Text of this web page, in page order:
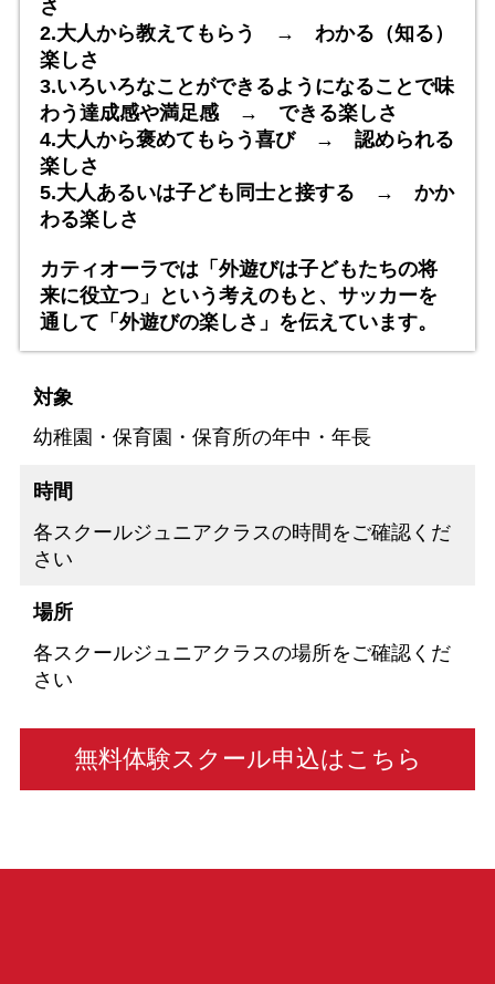
さ
2.大人から教えてもらう → わかる（知る）
楽しさ
3.いろいろなことができるようになることで味
わう達成感や満足感 → できる楽しさ
4.大人から褒めてもらう喜び → 認められる
楽しさ
5.大人あるいは子ども同士と接する → かか
わる楽しさ
カティオーラでは「外遊びは子どもたちの将
来に役立つ」という考えのもと、サッカーを
通して「外遊びの楽しさ」を伝えています。
対象
幼稚園・保育園・保育所の年中・年長
時間
各スクールジュニアクラスの時間をご確認くだ
さい
場所
各スクールジュニアクラスの場所をご確認くだ
さい
無料体験スクール申込はこちら